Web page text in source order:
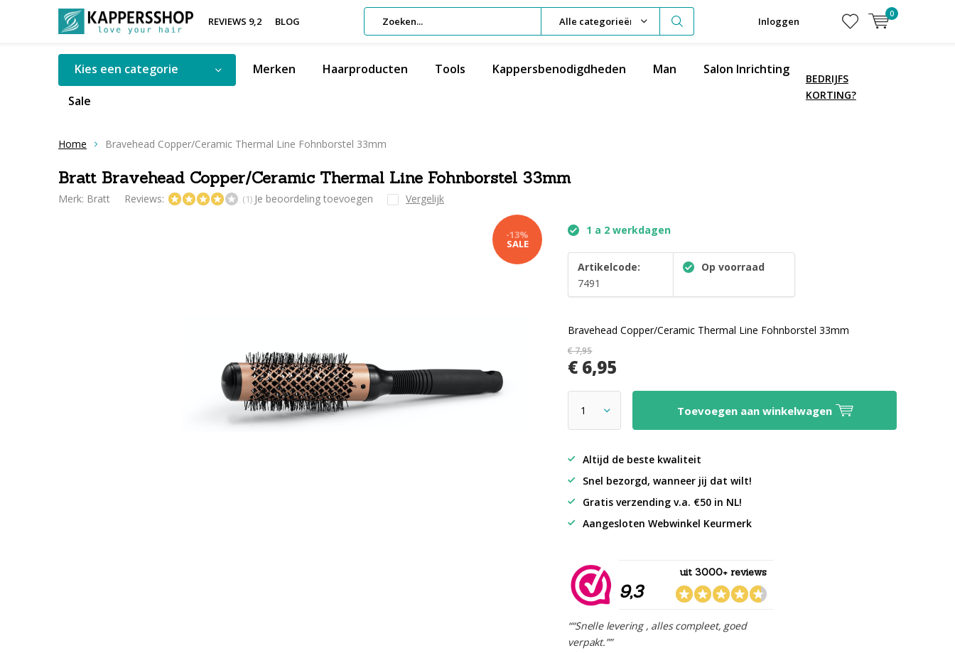
REVIEWS 9,2 BLOG Alle categorieën Inloggen
0
Kies een categorie Merken Haarproducten Tools Kappersbenodigdheden Man Salon Inrichting
Sale
BEDRIJFS
KORTING?
Home Bravehead Copper/Ceramic Thermal Line Fohnborstel 33mm
Bratt Bravehead Copper/Ceramic Thermal Line Fohnborstel 33mm
Merk: Bratt Reviews: (1) Je beoordeling toevoegen Vergelijk
-13%
SALE
1 a 2 werkdagen
Artikelcode:
7491
Op voorraad
Bravehead Copper/Ceramic Thermal Line Fohnborstel 33mm
€ 7,95
€ 6,95
Toevoegen aan winkelwagen
Altijd de beste kwaliteit
Snel bezorgd, wanneer jij dat wilt!
Gratis verzending v.a. €50 in NL!
Aangesloten Webwinkel Keurmerk
9,3
uit 3000+ reviews
““Snelle levering , alles compleet, goed
verpakt.””